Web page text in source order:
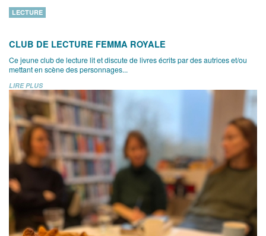
LECTURE
CLUB DE LECTURE FEMMA ROYALE
Ce jeune club de lecture lit et discute de livres écrits par des autrices et/ou
mettant en scène des personnages...
LIRE PLUS